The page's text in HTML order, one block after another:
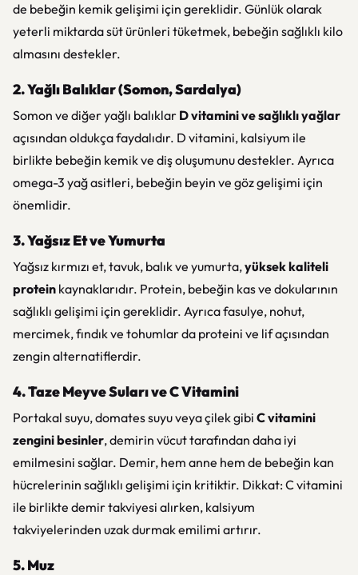
de bebeğin kemik gelişimi için gereklidir. Günlük olarak
yeterli miktarda süt ürünleri tüketmek, bebeğin sağlıklı kilo
almasını destekler.
2. Yağlı Balıklar (Somon, Sardalya)
Somon ve diğer yağlı balıklar D vitamini ve sağlıklı yağlar
açısından oldukça faydalıdır. D vitamini, kalsiyum ile
birlikte bebeğin kemik ve diş oluşumunu destekler. Ayrıca
omega-3 yağ asitleri, bebeğin beyin ve göz gelişimi için
önemlidir.
3. Yağsız Et ve Yumurta
Yağsız kırmızı et, tavuk, balık ve yumurta,yüksek kaliteli
protein kaynaklarıdır. Protein, bebeğin kas ve dokularının
sağlıklı gelişimi için gereklidir. Ayrıca fasulye, nohut,
mercimek, fındık ve tohumlar da proteini ve lif açısından
zengin alternatiflerdir.
4. Taze Meyve Suları ve C Vitamini
Portakal suyu, domates suyu veya çilek gibi C vitamini
zengini besinler, demirin vücut tarafından daha iyi
emilmesini sağlar. Demir, hem anne hem de bebeğin kan
hücrelerinin sağlıklı gelişimi için kritiktir. Dikkat: C vitamini
ile birlikte demir takviyesi alırken, kalsiyum
takviyelerinden uzak durmak emilimi artırır.
5. Muz